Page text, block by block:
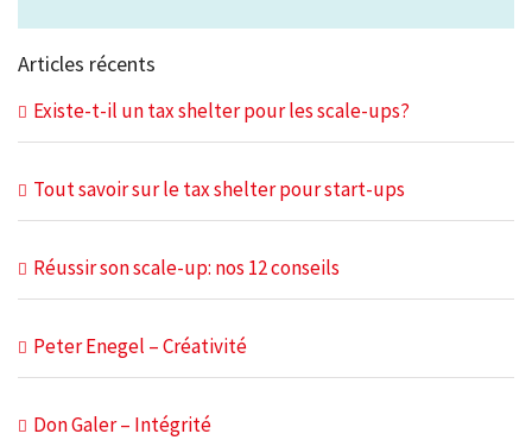
Articles récents
Existe-t-il un tax shelter pour les scale-ups?
Tout savoir sur le tax shelter pour start-ups
Réussir son scale-up: nos 12 conseils
Peter Enegel – Créativité
Don Galer – Intégrité